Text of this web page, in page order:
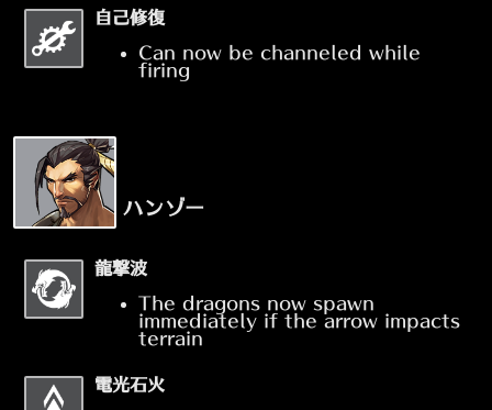
自己修復
Can now be channeled while
firing
ハンゾー
龍撃波
The dragons now spawn
immediately if the arrow impacts
terrain
電光石火